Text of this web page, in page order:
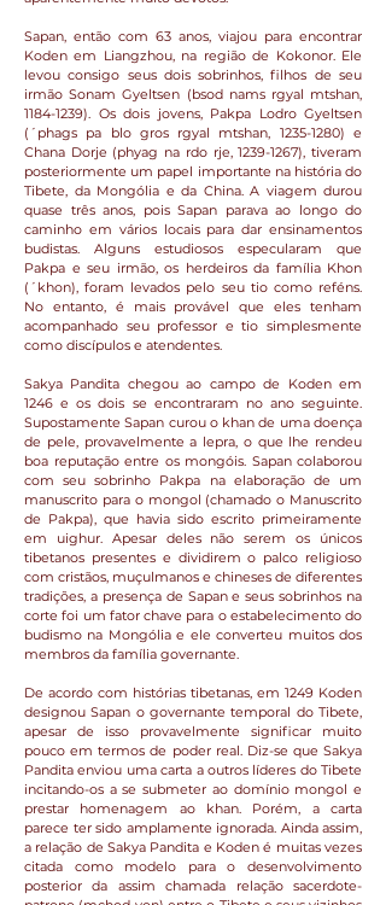
Sapan, então com 63 anos, viajou para encontrar
Koden em Liangzhou, na região de Kokonor. Ele
levou consigo seus dois sobrinhos, filhos de seu
irmão Sonam Gyeltsen (bsod nams rgyal mtshan,
1184-1239). Os dois jovens, Pakpa Lodro Gyeltsen
(´phags pa blo gros rgyal mtshan, 1235-1280) e
Chana Dorje (phyag na rdo rje,1239-1267), tiveram
posteriormente um papel importante na história do
Tibete, da Mongólia e da China. A viagem durou
quase três anos, pois Sapan parava ao longo do
caminho em vários locais para dar ensinamentos
budistas. Alguns estudiosos especularam que
Pakpa e seu irmão, os herdeiros da família Khon
(´khon), foram levados pelo seu tio como reféns.
No entanto, é mais provável que eles tenham
acompanhado seu professor e tio simplesmente
como discípulos e atendentes.
Sakya Pandita chegou ao campo de Koden em
1246 e os dois se encontraram no ano seguinte.
Supostamente Sapan curou o khan de uma doença
de pele, provavelmente a lepra, o que lhe rendeu
boa reputação entre os mongóis. Sapan colaborou
com seu sobrinho Pakpa na elaboração de um
manuscrito para o mongol (chamado o Manuscrito
de Pakpa), que havia sido escrito primeiramente
em uighur. Apesar deles não serem os únicos
tibetanos presentes e dividirem o palco religioso
com cristãos, muçulmanos e chineses de diferentes
tradições, a presença de Sapan e seus sobrinhos na
corte foi um fator chave para o estabelecimento do
budismo na Mongólia e ele converteu muitos dos
membros da família governante.
De acordo com histórias tibetanas, em 1249 Koden
designou Sapan o governante temporal do Tibete,
apesar de isso provavelmente significar muito
pouco em termos de poder real. Diz-se que Sakya
Pandita enviou uma carta a outros líderes do Tibete
incitando-os a se submeter ao domínio mongol e
prestar homenagem ao khan. Porém, a carta
parece ter sido amplamente ignorada. Ainda assim,
a relação de Sakya Pandita e Koden é muitas vezes
citada como modelo para o desenvolvimento
posterior da assim chamada relação sacerdote-